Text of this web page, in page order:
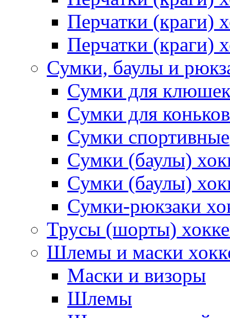
Перчатки (краги)
Перчатки (краги)
Сумки, баулы и
Сумки для
Сумки для коньков
Сумки спортивные
Сумки (баулы)
Сумки (баулы)
Сумки-рюкзаки
Трусы (шорты)
Шлемы и маски
Маски и визоры
Шлемы